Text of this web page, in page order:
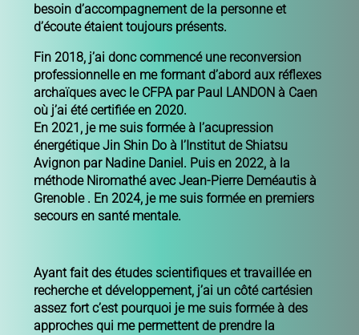
besoin d’accompagnement de la personne et
d’écoute étaient toujours présents.
Fin 2018, j’ai donc commencé une reconversion
professionnelle en me formant d’abord aux réflexes
archaïques avec le CFPA par Paul LANDON à Caen
où j’ai été certifiée en 2020.
En 2021, je me suis formée à l’acupression
énergétique Jin Shin Do à l’Institut de Shiatsu
Avignon par Nadine Daniel. Puis en 2022, à la
méthode Niromathé avec Jean-Pierre Deméautis à
Grenoble . En 2024, je me suis formée en premiers
secours en santé mentale.
Ayant fait des études scientifiques et travaillée en
recherche et développement, j’ai un côté cartésien
assez fort c’est pourquoi je me suis formée à des
approches qui me permettent de prendre la